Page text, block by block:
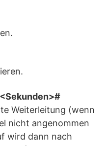
Weiterleitung (wenn
nicht angenommen
wird dann nach